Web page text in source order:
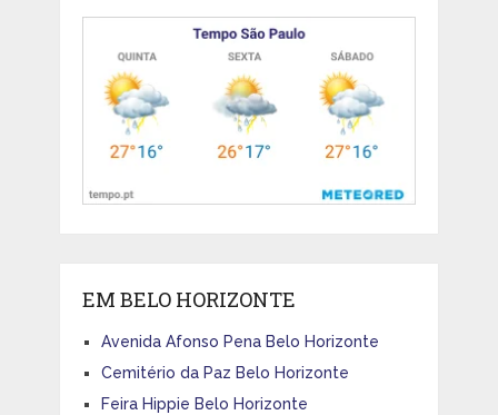
EM BELO HORIZONTE
Avenida Afonso Pena Belo Horizonte
Cemitério da Paz Belo Horizonte
Feira Hippie Belo Horizonte